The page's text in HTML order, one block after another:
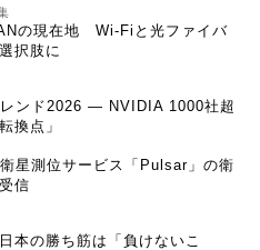
の現在地 Wi-Fiと光ファイバ
択肢に
ンド2026 ― NVIDIA 1000社超
換点」
星測位サービス「Pulsar」の衛
信
本の勝ち筋は「負けないこ